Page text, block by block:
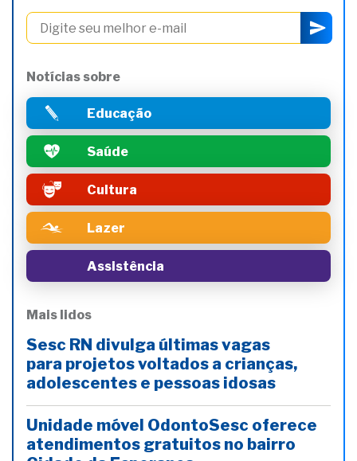
Notícias sobre
Educação
Saúde
Cultura
Lazer
Assistência
Mais lidos
Sesc RN divulga últimas vagas
para projetos voltados a crianças,
adolescentes e pessoas idosas
Unidade móvel OdontoSesc oferece
atendimentos gratuitos no bairro